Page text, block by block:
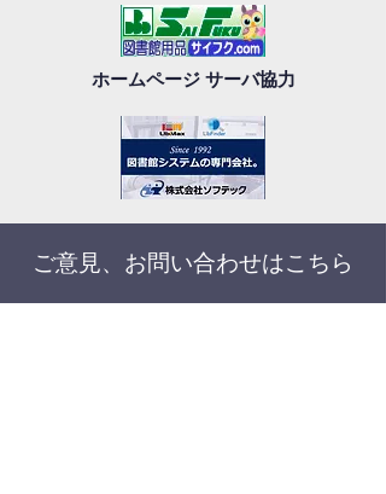
ホームページ サーバ協力
ご意見、お問い合わせはこちら